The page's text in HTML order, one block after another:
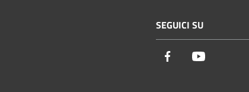
SEGUICI SU
Facebook